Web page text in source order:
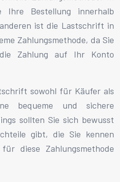
Ihre Bestellung innerhalb
ist die Lastschrift in
Zahlungsmethode, da Sie
Zahlung auf Ihr Konto
sowohl für Käufer als
bequeme und sichere
sollten Sie sich bewusst
gibt, die Sie kennen
diese Zahlungsmethode